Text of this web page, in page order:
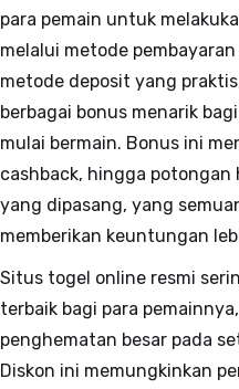
para pemain untuk
melalui metode
metode deposit yang
berbagai bonus menarik
mulai bermain. Bonus ini
cashback, hingga
yang dipasang, yang
memberikan keuntungan
Situs togel online resmi
terbaik bagi para
penghematan besar pada
Diskon ini memungkinkan